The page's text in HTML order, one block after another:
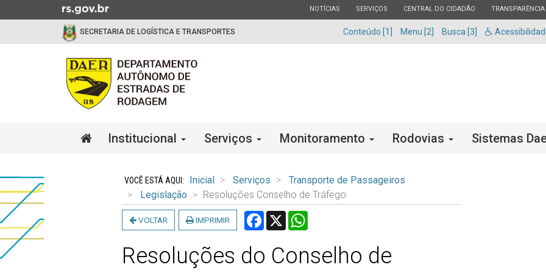
para
ESTADO
NOTÍCIAS ESTADO
SERVIÇOS ESTADO
CENTRAL DO CIDADÃO ESTADO
TRANSPARÊNCIA
SECRETARIA DE LOGÍSTICA E TRANSPORTES Conteúdo [1] Menu [2] Busca [3]
Institucional Serviços Monitoramento Rodovias Sistemas
do
conteúdo
Inicial Serviços
Transporte de Passageiros
Legislação
Resoluções Conselho de Tráfego
VOLTAR IMPRIMIR Facebook
X WhatsApp
Resoluções do Conselho de